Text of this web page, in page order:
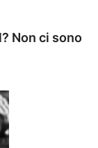
Non ci sono